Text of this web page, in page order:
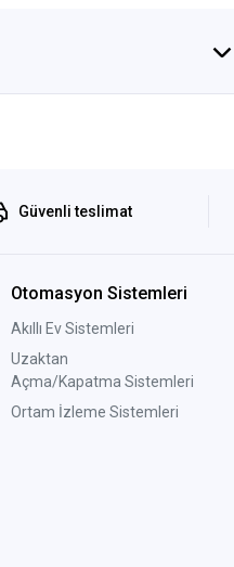
Güvenli teslimat
Otomasyon Sistemleri
Akıllı Ev Sistemleri
Uzaktan
Açma/Kapatma Sistemleri
Ortam İzleme Sistemleri